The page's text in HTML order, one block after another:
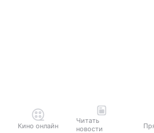
Кино онлайн
Читать
новости